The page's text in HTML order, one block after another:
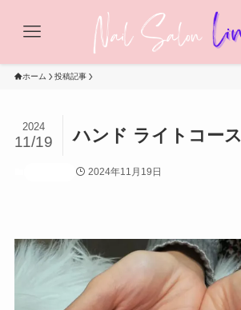
ホーム 投稿記事
ハンド ライトコース
2024
11/19
2024年11月19日